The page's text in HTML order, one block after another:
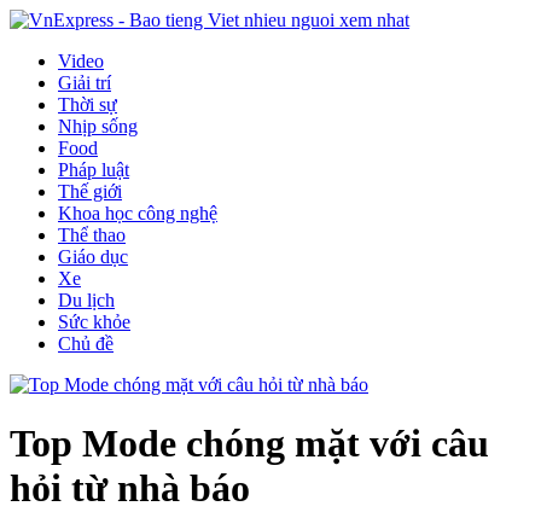
Video
Giải trí
Thời sự
Nhịp sống
Food
Pháp luật
Thế giới
Khoa học công nghệ
Thể thao
Giáo dục
Xe
Du lịch
Sức khỏe
Chủ đề
Top Mode chóng mặt với câu
hỏi từ nhà báo